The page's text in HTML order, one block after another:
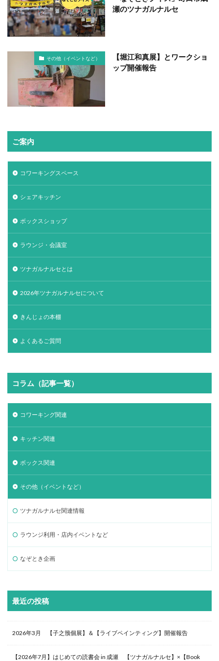
瀬のツナガルナルセ
その他（イベントなど）
【堀江和真展】とワークショ
ップ開催報告
ご案内
コワーキングスペース
シェアキッチン
ボックスショップ
ラウンジ・会議室
ツナガルナルセとは
2026年ツナガルナルセについて
きんじょの本棚
よくあるご質問
コラム（記事一覧）
コワーキング関連
キッチン関連
ボックス関連
その他（イベントなど）
ツナガルナルセ関連情報
ラウンジ利用・店内イベントなど
なぞとき企画
最近の投稿
2026年3月 【子之籏個展】＆【ライブペインティング】開催報告
【2026年7月】はじめての読書会 in 成瀬 【ツナガルナルセ】×【Book